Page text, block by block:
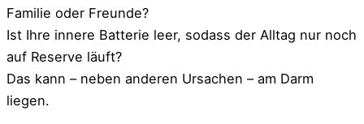
Familie oder Freunde?
Ist Ihre innere Batterie leer, sodass der Alltag nur noch
auf Reserve läuft?
Das kann – neben anderen Ursachen – am Darm
liegen.